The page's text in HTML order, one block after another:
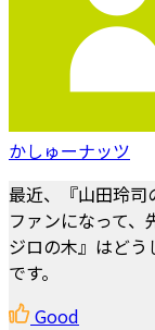
かしゅーナッツ
最近、『山田玲
ファンになって
ジロの木』はどう
です。
Good